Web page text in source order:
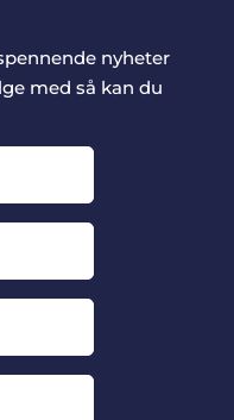
nyheter
med så kan du